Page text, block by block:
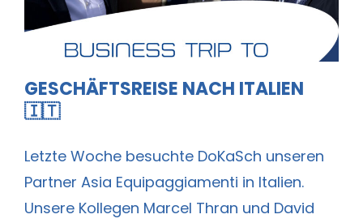
GESCHÄFTSREISE NACH ITALIEN
🇮🇹
Letzte Woche besuchte DoKaSch unseren
Partner Asia Equipaggiamenti in Italien.
Unsere Kollegen Marcel Thran und David